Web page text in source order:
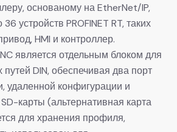
основаному на EtherNet/IP,
устройств PROFINET RT, таких
HMI и контроллер.
является отдельным блоком для
путей DIN, обеспечивая два порт
удаленной конфигурации и
карты (альтернативная карта
для хранения профиля,